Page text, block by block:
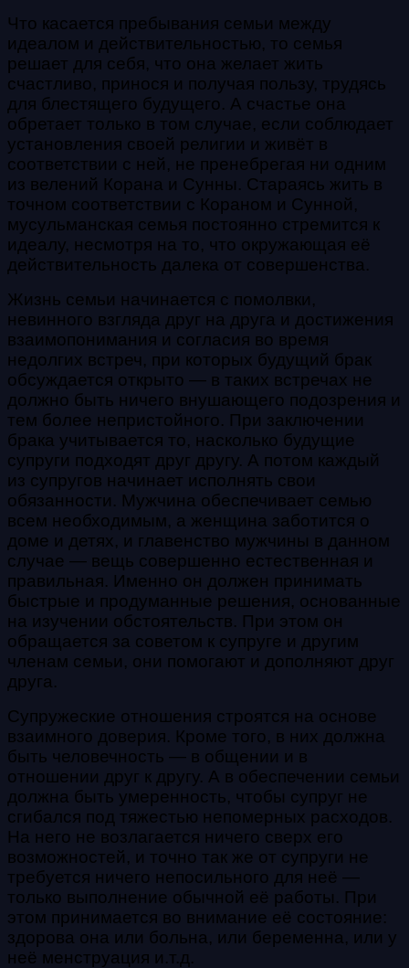
Что касается пребывания семьи между
идеалом и действительностью, то семья
решает для себя, что она желает жить
счастливо, принося и получая пользу, трудясь
для блестящего будущего. А счастье она
обретает только в том случае, если соблюдает
установления своей религии и живёт в
соответствии с ней, не пренебрегая ни одним
из велений Корана и Сунны. Стараясь жить в
точном соответствии с Кораном и Сунной,
мусульманская семья постоянно стремится к
идеалу, несмотря на то, что окружающая её
действительность далека от совершенства.
Жизнь семьи начинается с помолвки,
невинного взгляда друг на друга и достижения
взаимопонимания и согласия во время
недолгих встреч, при которых будущий брак
обсуждается открыто — в таких встречах не
должно быть ничего внушающего подозрения и
тем более непристойного. При заключении
брака учитывается то, насколько будущие
супруги подходят друг другу. А потом каждый
из супругов начинает исполнять свои
обязанности. Мужчина обеспечивает семью
всем необходимым, а женщина заботится о
доме и детях, и главенство мужчины в данном
случае — вещь совершенно естественная и
правильная. Именно он должен принимать
быстрые и продуманные решения, основанные
на изучении обстоятельств. При этом он
обращается за советом к супруге и другим
членам семьи, они помогают и дополняют друг
друга.
Супружеские отношения строятся на основе
взаимного доверия. Кроме того, в них должна
быть человечность — в общении и в
отношении друг к другу. А в обеспечении семьи
должна быть умеренность, чтобы супруг не
сгибался под тяжестью непомерных расходов.
На него не возлагается ничего сверх его
возможностей, и точно так же от супруги не
требуется ничего непосильного для неё —
только выполнение обычной её работы. При
этом принимается во внимание её состояние:
здорова она или больна, или беременна, или у
неё менструация и.т.д.